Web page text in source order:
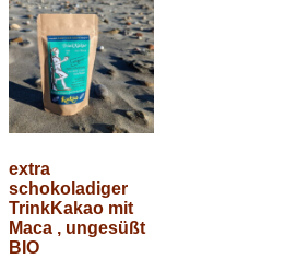
extra
schokoladiger
TrinkKakao mit
Maca , ungesüßt
BIO